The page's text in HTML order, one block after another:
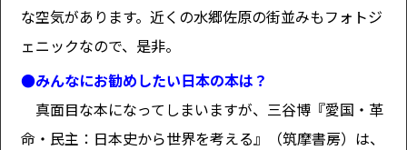
な空気があります。近くの水郷佐原の街並みもフォトジ
ェニックなので、是非。
●みんなにお勧めしたい日本の本は？
真面目な本になってしまいますが、三谷博『愛国・革
命・民主：日本史から世界を考える』（筑摩書房）は、